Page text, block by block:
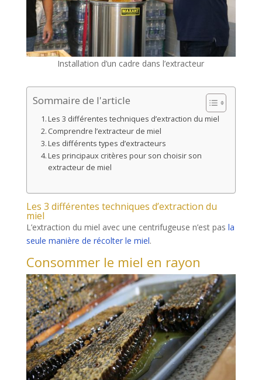
Installation d’un cadre dans l’extracteur
Sommaire de l'article
Les 3 différentes techniques d’extraction du miel
Comprendre l’extracteur de miel
Les différents types d’extracteurs
Les principaux critères pour son choisir son
extracteur de miel
Les 3 différentes techniques d’extraction du
miel
L’extraction du miel avec une centrifugeuse n’est pas la
seule manière de récolter le miel.
Consommer le miel en rayon